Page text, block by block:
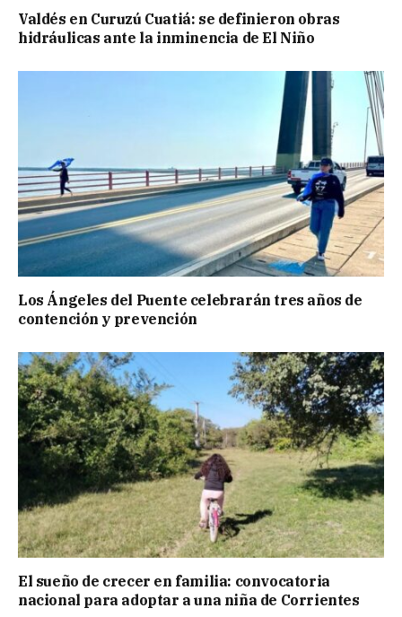
Valdés en Curuzú Cuatiá: se definieron obras
hidráulicas ante la inminencia de El Niño
Los Ángeles del Puente celebrarán tres años de
contención y prevención
El sueño de crecer en familia: convocatoria
nacional para adoptar a una niña de Corrientes